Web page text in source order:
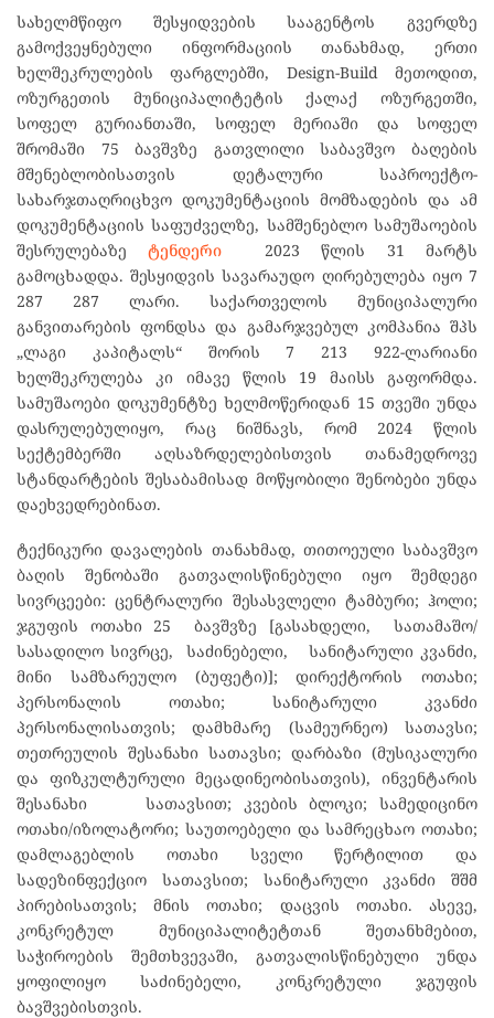
სახელმწიფო შესყიდვების სააგენტოს გვერდზე
გამოქვეყნებული ინფორმაციის თანახმად, ერთი
ხელშეკრულების ფარგლებში, Design-Build მეთოდით,
ოზურგეთის მუნიციპალიტეტის ქალაქ ოზურგეთში,
სოფელ გურიანთაში, სოფელ მერიაში და სოფელ
შრომაში 75 ბავშვზე გათვლილი საბავშვო ბაღების
მშენებლობისათვის დეტალური საპროექტო-
სახარჯთაღრიცხვო დოკუმენტაციის მომზადების და ამ
დოკუმენტაციის საფუძველზე, სამშენებლო სამუშაოების
შესრულებაზეტენდერი 2023 წლის 31 მარტს
გამოცხადდა. შესყიდვის სავარაუდო ღირებულება იყო 7
287 287 ლარი. საქართველოს მუნიციპალური
განვითარების ფონდსა და გამარჯვებულ კომპანია შპს
„ლაგი კაპიტალს“ შორის 7 213 922-ლარიანი
ხელშეკრულება კი იმავე წლის 19 მაისს გაფორმდა.
სამუშაოები დოკუმენტზე ხელმოწერიდან 15 თვეში უნდა
დასრულებულიყო, რაც ნიშნავს, რომ 2024 წლის
სექტემბერში აღსაზრდელებისთვის თანამედროვე
სტანდარტების შესაბამისად მოწყობილი შენობები უნდა
დაეხვედრებინათ.
ტექნიკური დავალების თანახმად, თითოეული საბავშვო
ბაღის შენობაში გათვალისწინებული იყო შემდეგი
სივრცეები: ცენტრალური შესასვლელი ტამბური; ჰოლი;
ჯგუფის ოთახი 25 ბავშვზე [გასახდელი, სათამაშო/
სასადილო სივრცე, საძინებელი, სანიტარული კვანძი,
მინი სამზარეულო (ბუფეტი)]; დირექტორის ოთახი;
პერსონალის ოთახი; სანიტარული კვანძი
პერსონალისათვის; დამხმარე (სამეურნეო) სათავსი;
თეთრეულის შესანახი სათავსი; დარბაზი (მუსიკალური
და ფიზკულტურული მეცადინეობისათვის), ინვენტარის
შესანახი სათავსით; კვების ბლოკი; სამედიცინო
ოთახი/იზოლატორი; საუთოებელი და სამრეცხაო ოთახი;
დამლაგებლის ოთახი სველი წერტილით და
სადეზინფექციო სათავსით; სანიტარული კვანძი შშმ
პირებისათვის; მნის ოთახი; დაცვის ოთახი. ასევე,
კონკრეტულ მუნიციპალიტეტთან შეთანხმებით,
საჭიროების შემთხვევაში, გათვალისწინებული უნდა
ყოფილიყო საძინებელი, კონკრეტული ჯგუფის
ბავშვებისთვის.